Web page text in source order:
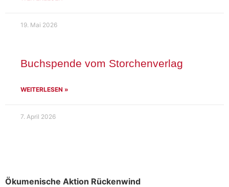
19. Mai 2026
Buchspende vom Storchenverlag
WEITERLESEN »
7. April 2026
Ökumenische Aktion Rückenwind